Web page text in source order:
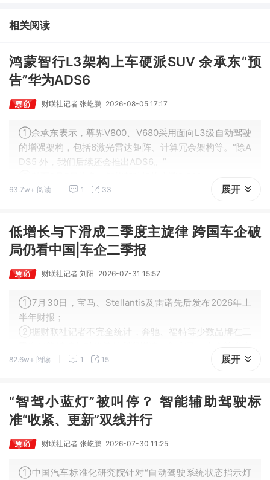
价预期暂未被市场定价，王牌自营前瞻捕捉“预期差”，3日大涨
26%。
相关阅读
鸿蒙智行L3架构上车硬派SUV 余承东“预
告”华为ADS6
财联社记者 张屹鹏 2026-08-05 17:17
①余承东表示，尊界V800、V680采用面向L3级自动驾驶
的增强架构，包括6激光雷达矩阵、计算冗余架构等。“除A
DS5 外，我们后续还会推出ADS6。”
63.7w+ 阅读 1 33 展开
低增长与下滑成二季度主旋律 跨国车企破
局仍看中国|车企二季报
财联社记者 刘阳 2026-07-31 15:57
①7月30日，宝马、Stellantis及雷诺先后发布2026年上
半年财报；
②据财联社记者不完全统计，奔驰、福特等少数品牌在二
老牌车企出现不同幅度的下滑，头部外资车企普遍增长乏
82.6w+ 阅读 1 15 展开
“智驾小蓝灯”被叫停？ 智能辅助驾驶标
准“收紧、更新”双线并行
财联社记者 张屹鹏 2026-07-30 11:25
①中国汽车标准化研究院针对“自动驾驶系统状态指示灯